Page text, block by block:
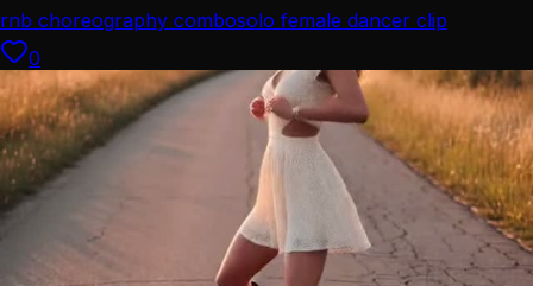
rnb choreography combosolo female dancer clip
0